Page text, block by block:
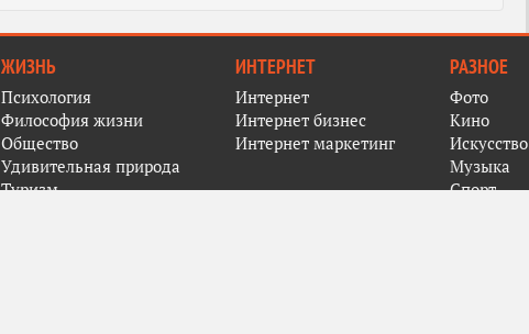
ЖИЗНЬ
Психология
Философия жизни
Общество
Удивительная природа
Туризм
ИНТЕРНЕТ
Интернет
Интернет бизнес
Интернет маркетинг
РАЗНОЕ
Фото
Кино
Искусство
Музыка
Спорт